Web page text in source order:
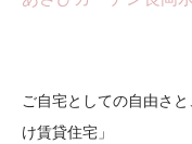
ご自宅としての自由さ
け賃貸住宅」